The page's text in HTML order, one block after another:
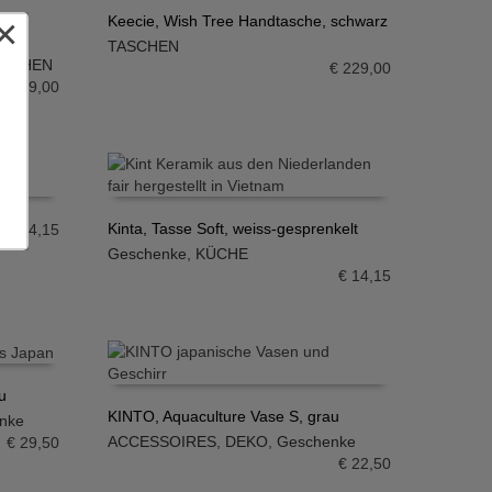
149,00
IN DEN WARENKORB
Keecie, Wish Tree Handtasche, schwarz
TASCHEN
€ 229,00
14,15
IN DEN WARENKORB
Kinta, Tasse Soft, weiss-gesprenkelt
Geschenke
KÜCHE
€ 14,15
€29,50 IN DEN WARENKORB
KINTO, Aquaculture Vase S, grau
ACCESSOIRES DEKO ,Geschenke
€ 22,50